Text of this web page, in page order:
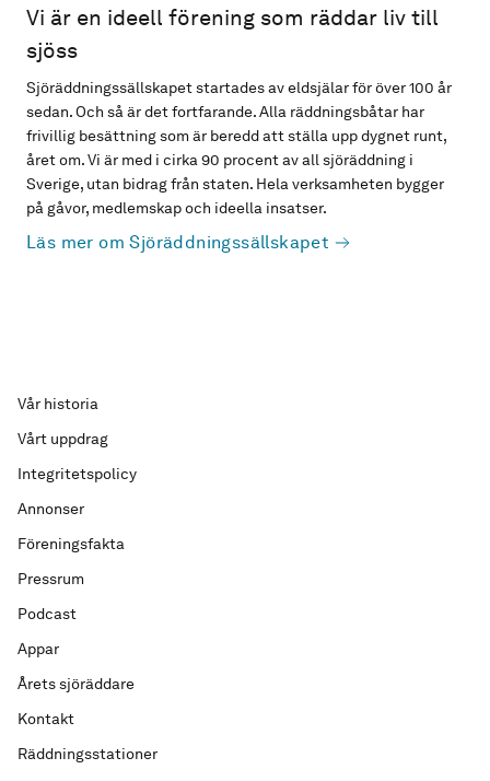
Vi är en ideell förening som räddar liv till
sjöss
Sjöräddningssällskapet startades av eldsjälar för över 100 år
sedan. Och så är det fortfarande. Alla räddningsbåtar har
frivillig besättning som är beredd att ställa upp dygnet runt,
året om. Vi är med i cirka 90 procent av all sjöräddning i
Sverige, utan bidrag från staten. Hela verksamheten bygger
på gåvor, medlemskap och ideella insatser.
Läs mer om Sjöräddningssällskapet
Vår historia
Vårt uppdrag
Integritetspolicy
Annonser
Föreningsfakta
Pressrum
Podcast
Appar
Årets sjöräddare
Kontakt
Räddningsstationer